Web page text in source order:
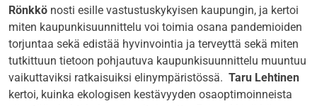
Rönkkö nosti esille vastustuskykyisen kaupungin, ja kertoi
miten kaupunkisuunnittelu voi toimia osana pandemioiden
torjuntaa sekä edistää hyvinvointia ja terveyttä sekä miten
tutkittuun tietoon pohjautuva kaupunkisuunnittelu muuntuu
vaikuttaviksi ratkaisuiksi elinympäristössä. Taru Lehtinen
kertoi, kuinka ekologisen kestävyyden osaoptimoinneista